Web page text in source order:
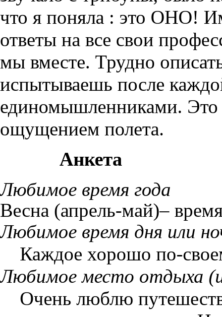
что я поняла : это ОНО!
ответы на все свои
мы вместе. Трудно
испытываешь после
единомышленниками. Это
ощущением полета.
Анкета
Любимое время года
Весна (апрель-май)–
Любимое время дня или
Каждое хорошо по-
Любимое место отдыха
Очень люблю